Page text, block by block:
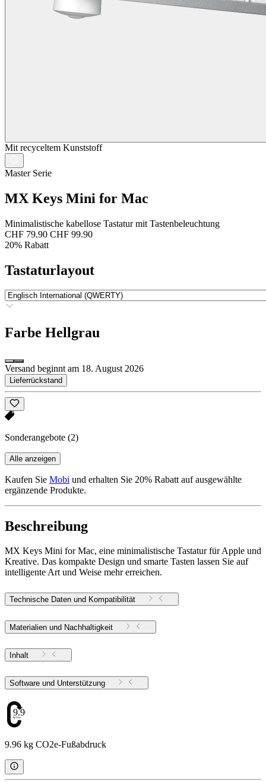
Mit recyceltem Kunststoff
Master Serie
MX Keys Mini for Mac
Minimalistische kabellose Tastatur mit Tastenbeleuchtung
CHF 79.90 CHF 99.90
20% Rabatt
Tastaturlayout
Farbe Hellgrau
Versand beginnt am 18. August 2026
Lieferrückstand
Sonderangebote (2)
Alle anzeigen
Kaufen Sie Mobi und erhalten Sie 20% Rabatt auf ausgewählte
ergänzende Produkte.
Beschreibung
MX Keys Mini for Mac, eine minimalistische Tastatur für Apple und
Kreative. Das kompakte Design und smarte Tasten lassen Sie auf
intelligente Art und Weise mehr erreichen.
Technische Daten und Kompatibilität
Materialien und Nachhaltigkeit
Inhalt
Software und Unterstützung
9.96
9.96 kg CO2e-Fußabdruck